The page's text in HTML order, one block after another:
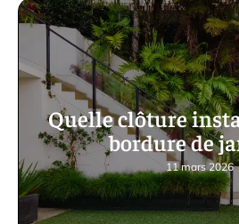
Quelle clôture
bordure de
11 mars 2026